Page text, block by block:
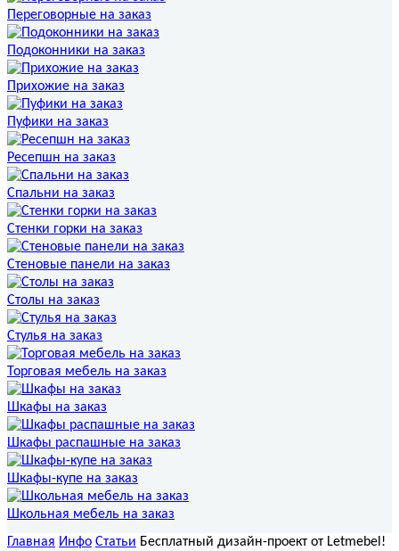
Переговорные на заказ
Подоконники на заказ
Прихожие на заказ
Пуфики на заказ
Ресепшн на заказ
Спальни на заказ
Стенки горки на заказ
Стеновые панели на заказ
Столы на заказ
Стулья на заказ
Торговая мебель на заказ
Шкафы на заказ
Шкафы распашные на заказ
Шкафы-купе на заказ
Школьная мебель на заказ
Главная Инфо Статьи Бесплатный дизайн-проект от Letmebel!